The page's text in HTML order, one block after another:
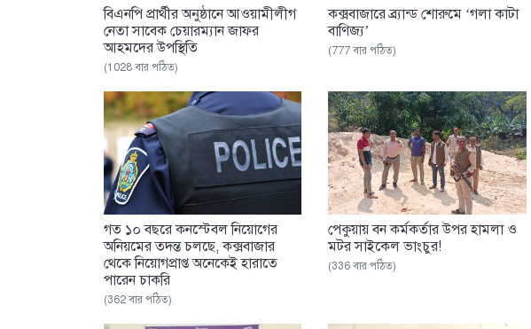
বিএনপি প্রার্থীর অনুষ্ঠানে আওয়ামীলীগ
নেতা সাবেক চেয়ারম্যান জাফর
আহমদের উপস্থিতি
(1028 বার পঠিত)
কক্সবাজারে ব্র্যান্ড শোরুমে ‘গলা কাটা
বাণিজ্য’
(777 বার পঠিত)
গত ১০ বছরে কনস্টেবল নিয়োগের
অনিয়মের তদন্ত চলছে, কক্সবাজার
থেকে নিয়োগপ্রাপ্ত অনেকেই হারাতে
পারেন চাকরি
(362 বার পঠিত)
পেকুয়ায় বন কর্মকর্তার উপর হামলা ও
মটর সাইকেল ভাংচুর!
(336 বার পঠিত)